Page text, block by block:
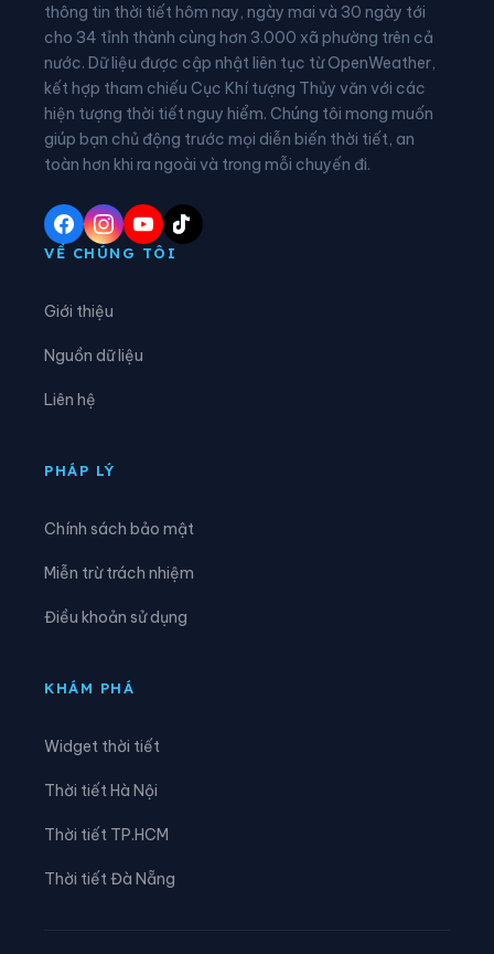
Phường Tam Điệp Phường Tây Hoa Lư
Phường Thành Nam Phường Thiên Trường
Phường Tiên Sơn Phường Trung Sơn
Phường Trường Thi Phường Vị Khê
Phường Yên Sơn
Xã Bắc Lý
Xã Cúc Phương
Xã Gia Vân
thông tin thời tiết hôm nay, ngày mai và 30 ngày tới
cho 34 tỉnh thành cùng hơn 3.000 xã phường trên cả
nước. Dữ liệu được cập nhật liên tục từ OpenWeather,
kết hợp tham chiếu Cục Khí tượng Thủy văn với các
hiện tượng thời tiết nguy hiểm. Chúng tôi mong muốn
giúp bạn chủ động trước mọi diễn biến thời tiết, an
toàn hơn khi ra ngoài và trong mỗi chuyến đi.
VỀ CHÚNG TÔI
Giới thiệu
Nguồn dữ liệu
Liên hệ
PHÁP LÝ
Chính sách bảo mật
Miễn trừ trách nhiệm
Điều khoản sử dụng
KHÁM PHÁ
Widget thời tiết
Thời tiết Hà Nội
Thời tiết TP.HCM
Thời tiết Đà Nẵng